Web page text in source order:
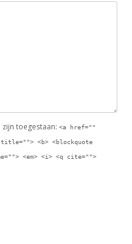
toegestaan: <a href=""
<b> <blockquote
<em> <i> <q cite="">